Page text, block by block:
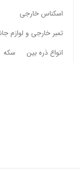
اسکناس خارجی
تمبر خارجی و لوازم
انواع ذره بین
سکه